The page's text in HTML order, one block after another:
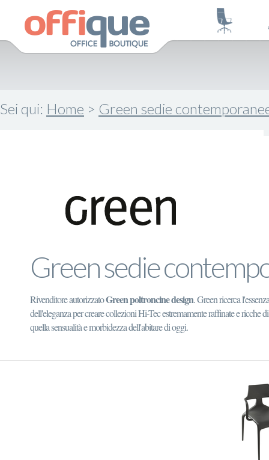
Sei qui: Home > Green sedie
Green sedie
Rivenditore autorizzatoGreen poltroncine design. Green ricerca l'essenza
dell'eleganza per creare collezioni Hi-Tec estremamente raffinate e ricche di
quella sensualità e morbidezza dell'abitare di oggi.